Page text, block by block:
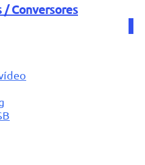
Conversores